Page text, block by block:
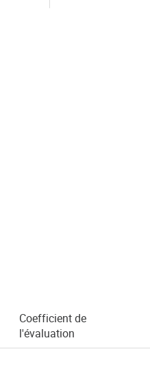
Coefficient de
l'évaluation